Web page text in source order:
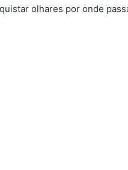
olhares por onde